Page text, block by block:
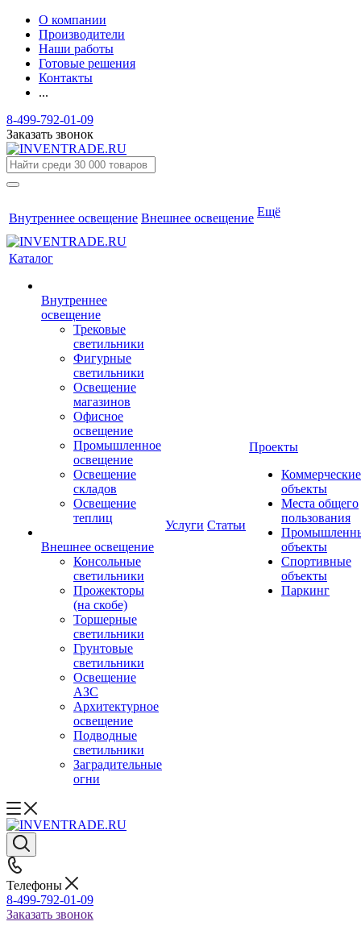
О компании
Производители
Наши работы
Готовые решения
Контакты
...
8-499-792-01-09
Заказать звонок
Внутреннее освещение Внешнее освещение Ещё
Каталог
Внутреннее
освещение
Трековые
светильники
Фигурные
светильники
Освещение
магазинов
Офисное
освещение
Промышленное
освещение
Освещение
складов
Освещение
теплиц
Внешнее освещение
Консольные
светильники
Прожекторы
(на скобе)
Торшерные
светильники
Грунтовые
светильники
Освещение
АЗС
Архитектурное
освещение
Подводные
светильники
Заградительные
огни
Услуги Статьи
Проекты
Коммерческие
объекты
Места общего
пользования
объекты
Спортивные
объекты
Паркинг
Телефоны
8-499-792-01-09
Заказать звонок